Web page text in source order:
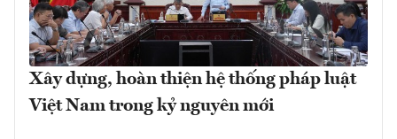
Xây dựng, hoàn thiện hệ thống pháp luật
Việt Nam trong kỷ nguyên mới